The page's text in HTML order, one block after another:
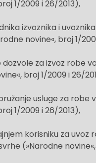
1/2009 i 26/2013),
izvoznika i
novine«, broj 1/
za izvoz robe
broj 1/2009 i 26/
usluge za robe
1/2009 i 26/2013),
korisniku za uvoz
(»Narodne